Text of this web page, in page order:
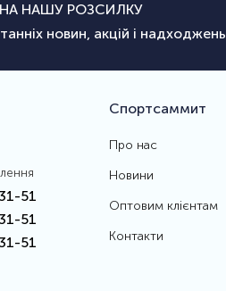
НАШУ РОЗСИЛКУ
новин, акцій і надходжень
51
51
51
Спортсаммит
Про нас
Новини
Оптовим клієнтам
Контакти